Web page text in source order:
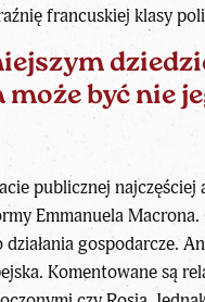
francuskiej klasy
może być nie
publicznej najczęściej
Emmanuela Macrona.
działania gospodarcze.
Komentowane są